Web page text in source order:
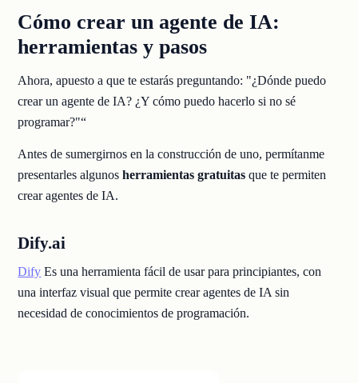
Cómo crear un agente de IA:
herramientas y pasos
Ahora, apuesto a que te estarás preguntando: "¿Dónde puedo
crear un agente de IA? ¿Y cómo puedo hacerlo si no sé
programar?"“
Antes de sumergirnos en la construcción de uno, permítanme
presentarles algunosherramientas gratuitas que te permiten
crear agentes de IA.
Dify.ai
Dify Es una herramienta fácil de usar para principiantes, con
una interfaz visual que permite crear agentes de IA sin
necesidad de conocimientos de programación.